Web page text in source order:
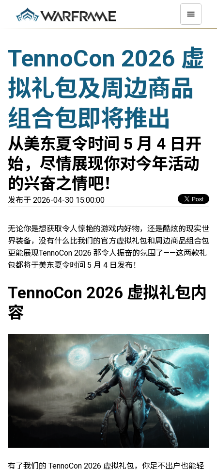
TennoCon 2026 虚
拟礼包及周边商品
组合包即将推出
从美东夏令时间 5 月 4 日开
始，尽情展现你对今年活动
的兴奋之情吧！
发布于 2026-04-30 15:00:00
无论你是想获取令人惊艳的游戏内好物，还是酷炫的现实世
界装备，没有什么比我们的官方虚拟礼包和周边商品组合包
更能展现TennoCon 2026 那令人振奋的氛围了——这两款礼
包都将于美东夏令时间 5 月 4 日发布！
TennoCon 2026 虚拟礼包内
容
有了我们的 TennoCon 2026 虚拟礼包，你足不出户也能轻